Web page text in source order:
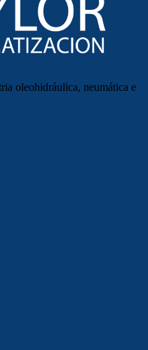
oleohidráulica, neumática e